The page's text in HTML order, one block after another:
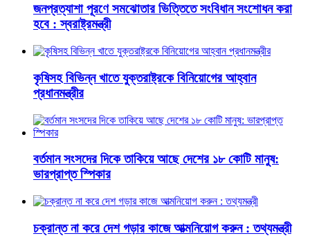
জনপ্রত্যাশা পূরণে সমঝোতার ভিত্তিতে সংবিধান সংশোধন করা
হবে : স্বরাষ্ট্রমন্ত্রী
কৃষিসহ বিভিন্ন খাতে যুক্তরাষ্ট্রকে বিনিয়োগের আহ্বান
প্রধানমন্ত্রীর
বর্তমান সংসদের দিকে তাকিয়ে আছে দেশের ১৮ কোটি মানুষ:
ভারপ্রাপ্ত স্পিকার
চক্রান্ত না করে দেশ গড়ার কাজে আত্মনিয়োগ করুন : তথ্যমন্ত্রী